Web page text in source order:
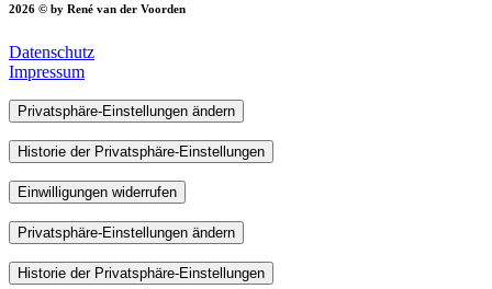
2026 © by René van der Voorden
Datenschutz
Impressum
Privatsphäre-Einstellungen ändern
Historie der Privatsphäre-Einstellungen
Einwilligungen widerrufen
Privatsphäre-Einstellungen ändern
Historie der Privatsphäre-Einstellungen